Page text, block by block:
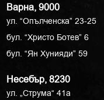
Варна, 9000
ул. “Опълченска” 23-25
бул. “Христо Ботев” 6
бул. “Ян Хунияди” 59
Несебър, 8230
ул. „Струма“ 41a